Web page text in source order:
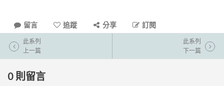
留言 追蹤 分享 訂閱
此系列
上一篇
此系列
下一篇
0 則留言